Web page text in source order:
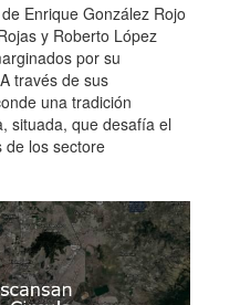
Enrique González Rojo
y Roberto López
por su
través de sus
una tradición
situada, que desafía el
de los sectore